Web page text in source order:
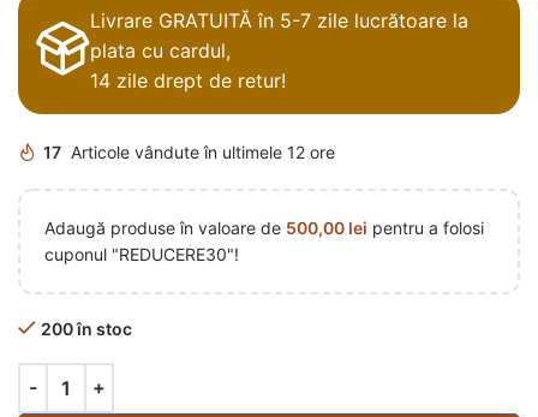
Livrare GRATUITĂ în 5-7 zile lucrătoare la
plata cu cardul,
14 zile drept de retur!
17 Articole vândute în ultimele 12 ore
Adaugă produse în valoare de 500,00 lei pentru a folosi
cuponul "REDUCERE30"!
200 în stoc